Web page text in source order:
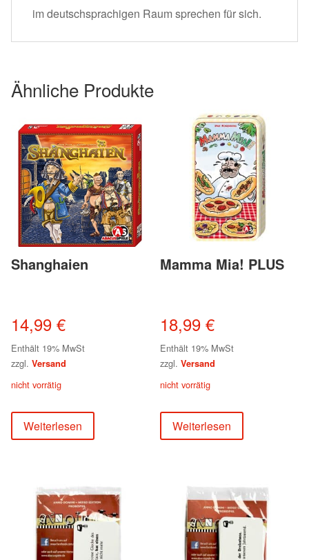
im deutschsprachigen Raum sprechen für sich.
Ähnliche Produkte
nicht vorrätig
Shanghaien
14,99 €
Enthält 19% MwSt
zzgl. Versand
Weiterlesen
nicht vorrätig
Mamma Mia! PLUS
18,99€
Enthält 19% MwSt
zzgl.Versand
Weiterlesen